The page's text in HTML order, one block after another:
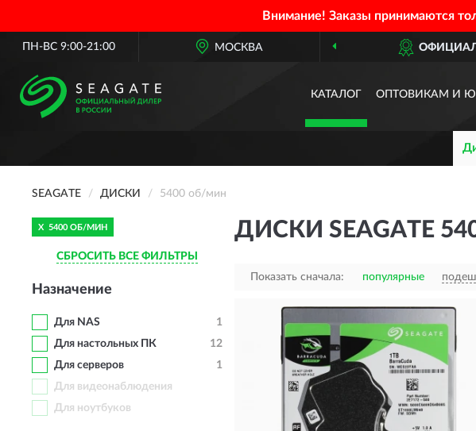
Внимание! Заказы принимаются
ПН-ВС 9:00-21:00 МОСКВАОФИЦИАЛЬНЫЙ ДИЛЕР SEAGATE В
КАТАЛОГ ОПТОВИКАМ И
SEAGATE ДИСКИ 5400 об/мин
X 5400 ОБ/МИН
СБРОСИТЬ ВСЕ ФИЛЬТРЫ
Назначение
Для NAS
1
Для настольных ПК
12
Для серверов
1
Для видеонаблюдения
Для ноутбуков
ДИСКИ SEAGATE
Показать сначала: популярные